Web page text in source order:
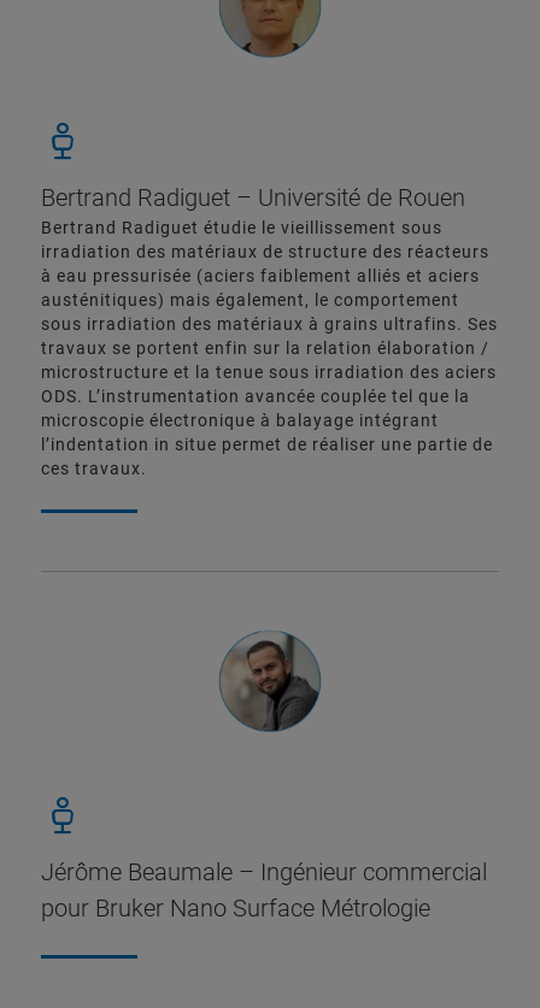
Bertrand Radiguet – Université de Rouen
Bertrand Radiguet étudie le vieillissement sous
irradiation des matériaux de structure des réacteurs
à eau pressurisée (aciers faiblement alliés et aciers
austénitiques) mais également, le comportement
sous irradiation des matériaux à grains ultrafins. Ses
travaux se portent enfin sur la relation élaboration /
microstructure et la tenue sous irradiation des aciers
ODS. L’instrumentation avancée couplée tel que la
microscopie électronique à balayage intégrant
l’indentation in situe permet de réaliser une partie de
ces travaux.
Jérôme Beaumale – Ingénieur commercial
pour Bruker Nano Surface Métrologie